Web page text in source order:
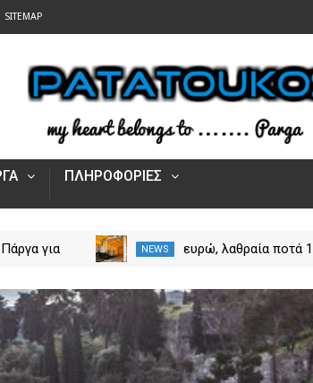
SITEMAP
ΠΛΗΡΟΦΟΡΙΕΣ
για
NEWS
118.000 ευρώ, λαθραία ποτά
ΑΑΔΕ σε Κακαβιά και
Μαυρομάτι